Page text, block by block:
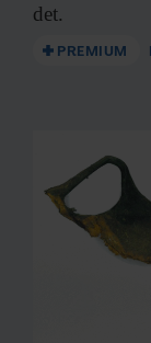
det.
PREMIUM